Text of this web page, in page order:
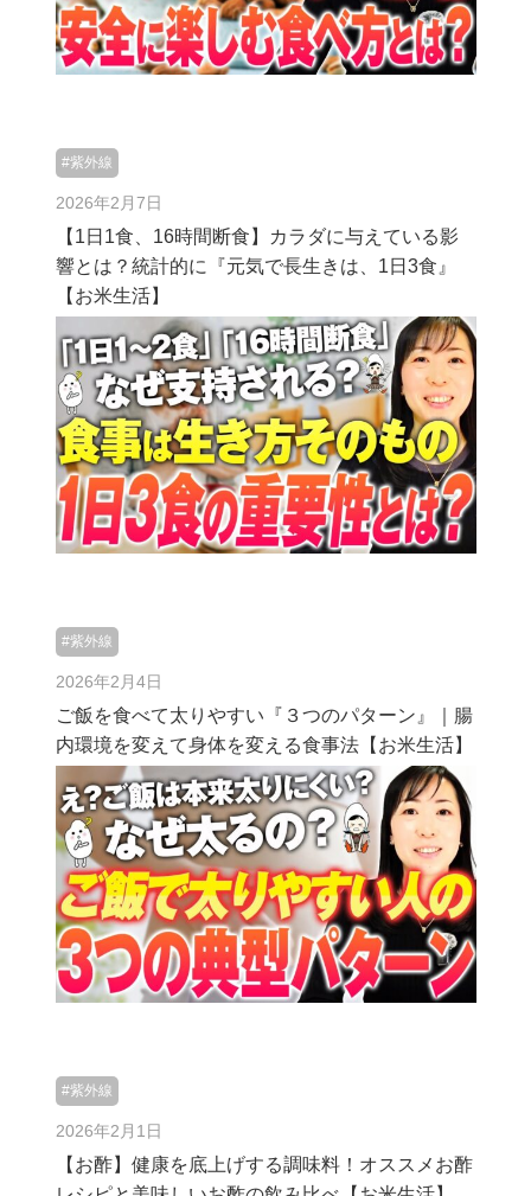
#紫外線
2026年2月7日
【1日1食、16時間断食】カラダに与えている影
響とは？統計的に『元気で長生きは、1日3食』
【お米生活】
#紫外線
2026年2月4日
ご飯を食べて太りやすい『３つのパターン』｜腸
内環境を変えて身体を変える食事法【お米生活】
#紫外線
2026年2月1日
【お酢】健康を底上げする調味料！オススメお酢